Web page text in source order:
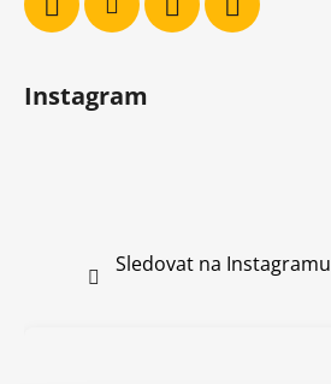
Instagram
Sledovat na Instagramu